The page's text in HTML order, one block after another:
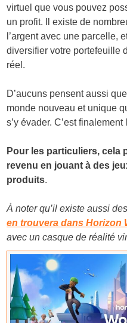
virtuel que vous pouvez
un profit. Il existe de
l’argent avec une parcelle,
diversifier votre portefeuille
réel.
D’aucuns pensent aussi
monde nouveau et unique
s’y évader. C’est finalement
Pour les particuliers, cela
revenu en jouant à des
produits.
À noter qu’il existe aussi
en trouvera dans Horizon
avec un casque de réalité